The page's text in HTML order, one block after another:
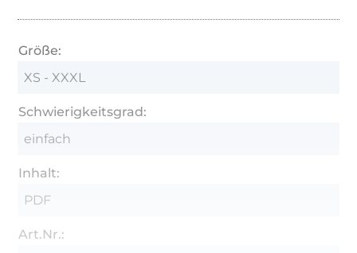
Größe:
XS - XXXL
Schwierigkeitsgrad:
einfach
Inhalt:
PDF
Art.Nr.: